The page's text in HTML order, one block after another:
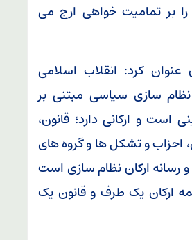
را بر تمامیت خواهی ارج می
عنوان کرد: انقلاب اسلامی
سازی سیاسی مبتنی بر
است و ارکانی دارد؛ قانون،
احزاب و تشکل ها و گروه های
رسانه ارکان نظام سازی است
ارکان یک طرف و قانون یک